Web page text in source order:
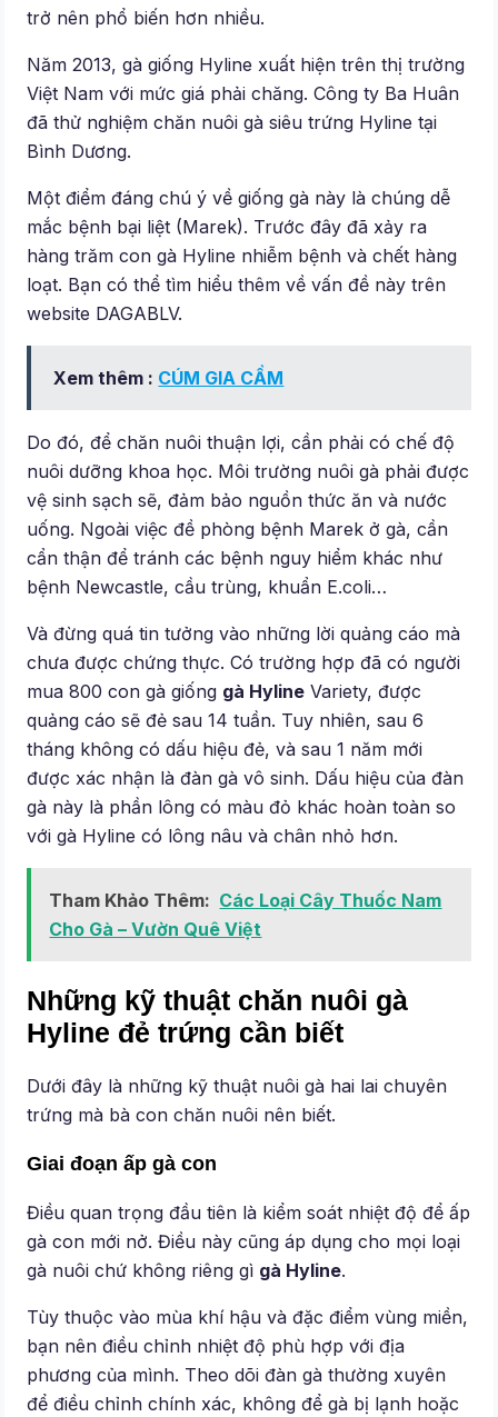
trở nên phổ biến hơn nhiều.
Năm 2013, gà giống Hyline xuất hiện trên thị trường
Việt Nam với mức giá phải chăng. Công ty Ba Huân
đã thử nghiệm chăn nuôi gà siêu trứng Hyline tại
Bình Dương.
Một điểm đáng chú ý về giống gà này là chúng dễ
mắc bệnh bại liệt (Marek). Trước đây đã xảy ra
hàng trăm con gà Hyline nhiễm bệnh và chết hàng
loạt. Bạn có thể tìm hiểu thêm về vấn đề này trên
website DAGABLV.
Xem thêm : CÚM GIA CẦM
Do đó, để chăn nuôi thuận lợi, cần phải có chế độ
nuôi dưỡng khoa học. Môi trường nuôi gà phải được
vệ sinh sạch sẽ, đảm bảo nguồn thức ăn và nước
uống. Ngoài việc đề phòng bệnh Marek ở gà, cần
cẩn thận để tránh các bệnh nguy hiểm khác như
bệnh Newcastle, cầu trùng, khuẩn E.coli…
Và đừng quá tin tưởng vào những lời quảng cáo mà
chưa được chứng thực. Có trường hợp đã có người
mua 800 con gà giống gà Hyline Variety, được
quảng cáo sẽ đẻ sau 14 tuần. Tuy nhiên, sau 6
tháng không có dấu hiệu đẻ, và sau 1 năm mới
được xác nhận là đàn gà vô sinh. Dấu hiệu của đàn
gà này là phần lông có màu đỏ khác hoàn toàn so
với gà Hyline có lông nâu và chân nhỏ hơn.
Tham Khảo Thêm: Các Loại Cây Thuốc Nam
Cho Gà – Vườn Quê Việt
Những kỹ thuật chăn nuôi gà
Hyline đẻ trứng cần biết
Dưới đây là những kỹ thuật nuôi gà hai lai chuyên
trứng mà bà con chăn nuôi nên biết.
Giai đoạn ấp gà con
Điều quan trọng đầu tiên là kiểm soát nhiệt độ để ấp
gà con mới nở. Điều này cũng áp dụng cho mọi loại
gà nuôi chứ không riêng gì gà Hyline.
Tùy thuộc vào mùa khí hậu và đặc điểm vùng miền,
bạn nên điều chỉnh nhiệt độ phù hợp với địa
phương của mình. Theo dõi đàn gà thường xuyên
để điều chỉnh chính xác, không để gà bị lạnh hoặc